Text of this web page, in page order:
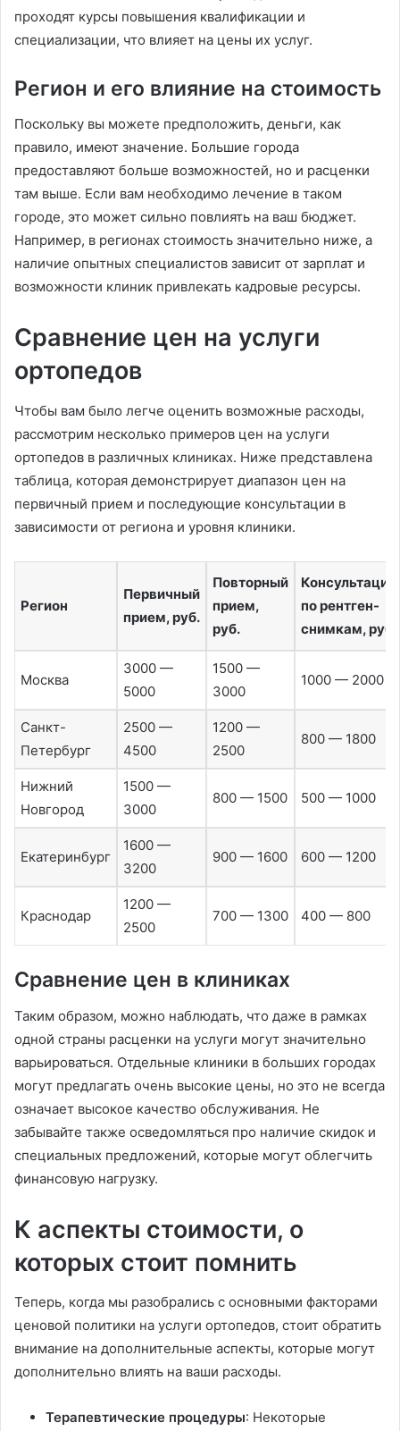
проходят курсы повышения квалификации и
специализации, что влияет на цены их услуг.
Регион и его влияние на стоимость
Поскольку вы можете предположить, деньги, как
правило, имеют значение. Большие города
предоставляют больше возможностей, но и расценки
там выше. Если вам необходимо лечение в таком
городе, это может сильно повлиять на ваш бюджет.
Например, в регионах стоимость значительно ниже, а
наличие опытных специалистов зависит от зарплат и
возможности клиник привлекать кадровые ресурсы.
Сравнение цен на услуги
ортопедов
Чтобы вам было легче оценить возможные расходы,
рассмотрим несколько примеров цен на услуги
ортопедов в различных клиниках. Ниже представлена
таблица, которая демонстрирует диапазон цен на
первичный прием и последующие консультации в
зависимости от региона и уровня клиники.
Регион
Первичный
прием, руб.
Повторный
прием,
руб.
Консультация
по рентген-
снимкам, руб.
Москва
3000 —
5000
1500 —
3000
1000 — 2000
Санкт-
Петербург
2500 —
4500
1200 —
2500
800 — 1800
Нижний
Новгород
1500 —
3000
800 — 1500 500 — 1000
Екатеринбург
1600 —
3200
900 — 1600 600 — 1200
Краснодар
1200 —
2500
700 — 1300 400 — 800
Сравнение цен в клиниках
Таким образом, можно наблюдать, что даже в рамках
одной страны расценки на услуги могут значительно
варьироваться. Отдельные клиники в больших городах
могут предлагать очень высокие цены, но это не всегда
означает высокое качество обслуживания. Не
забывайте также осведомляться про наличие скидок и
специальных предложений, которые могут облегчить
финансовую нагрузку.
К аспекты стоимости, о
которых стоит помнить
Теперь, когда мы разобрались с основными факторами
ценовой политики на услуги ортопедов, стоит обратить
внимание на дополнительные аспекты, которые могут
дополнительно влиять на ваши расходы.
Терапевтические процедуры: Некоторые